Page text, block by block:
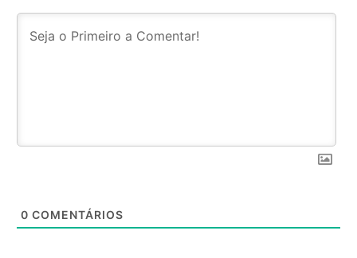
0 COMENTÁRIOS